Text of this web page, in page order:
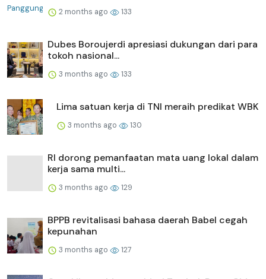
2 months ago 133
Dubes Boroujerdi apresiasi dukungan dari para
tokoh nasional...
3 months ago 133
Lima satuan kerja di TNI meraih predikat WBK
3 months ago 130
RI dorong pemanfaatan mata uang lokal dalam
kerja sama multi...
3 months ago 129
BPPB revitalisasi bahasa daerah Babel cegah
kepunahan
3 months ago 127